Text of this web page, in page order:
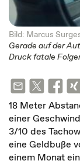
Bild: Marcus
Gerade auf der
Druck fatale
18 Meter
einer
3/10 des
eine Geldbuße
einem Monat